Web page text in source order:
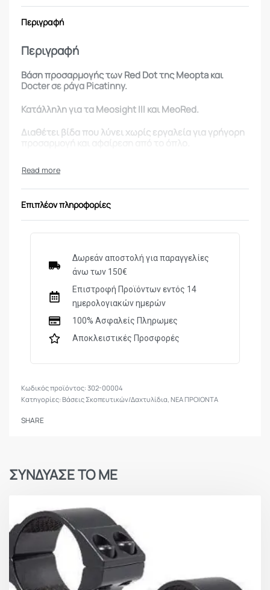
Περιγραφή
Περιγραφή
Βάση προσαρμογής των Red Dot της Meopta και
Docter σε ράγα Picatinny.
Κατάλληλη για τα Meosight III και MeoRed.
Διαθέτει βίδα που λύνει χωρίς εργαλεία για γρήγορη
Επιπλέον πληροφορίες
Δωρεάν αποστολή για παραγγελίες
άνω των 150€
Επιστροφή Προϊόντων εντός 14
ημερολογιακών ημερών
100% Ασφαλείς Πληρωμες
Αποκλειστικές Προσφορές
302-00004
Κατηγορίες:Βάσεις Σκοπευτικών/Δαχτυλίδια, ΝΕΑ ΠΡΟΙΟΝΤΑ
SHARE
ΣΥΝΔΥΑΣΕ ΤΟ ΜΕ